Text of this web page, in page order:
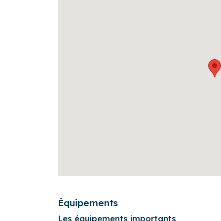
Équipements
Les équipements importants